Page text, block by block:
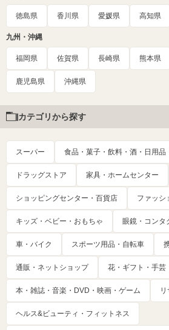
徳島県 香川県 愛媛県 高知県
九州・沖縄
福岡県 佐賀県 長崎県 熊本県
鹿児島県 沖縄県
カテゴリから探す
スーパー 食品・菓子・飲料・酒・日用品
ドラッグストア 家具・ホームセンター
ショッピングセンター・百貨店 ファッシ
キッズ・ベビー・おもちゃ 眼鏡・コンタ
車・バイク スポーツ用品・自転車
通販・ネットショップ 花・ギフト・手芸
本・雑誌・音楽・DVD・映画・ゲーム
ヘルス&ビューティ・フィットネス